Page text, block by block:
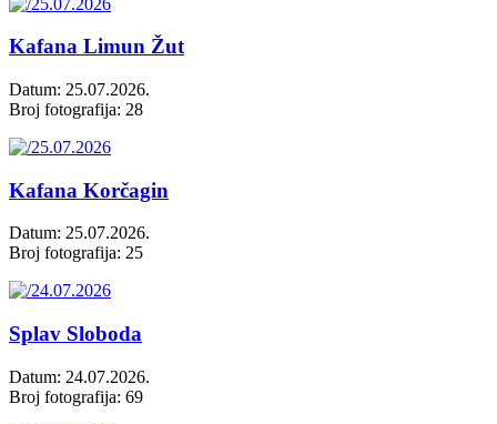
Kafana Limun Žut
Datum: 25.07.2026.
Broj fotografija: 28
Kafana Korčagin
Datum: 25.07.2026.
Broj fotografija: 25
Splav Sloboda
Datum: 24.07.2026.
Broj fotografija: 69